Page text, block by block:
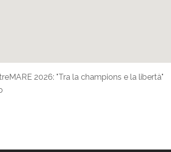
2026: "Tra la champions e la libertà"